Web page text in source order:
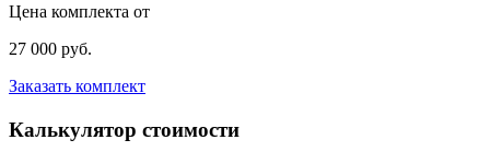
Цена комплекта от
27 000 руб.
Заказать комплект
Калькулятор стоимости